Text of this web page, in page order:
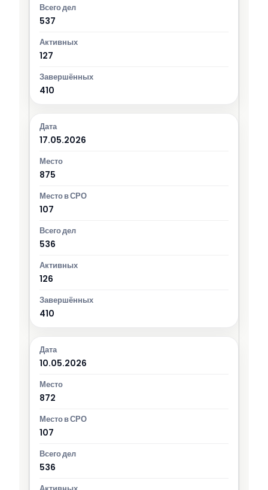
537
127
410
17.05.2026
875
107
536
126
410
10.05.2026
872
107
536